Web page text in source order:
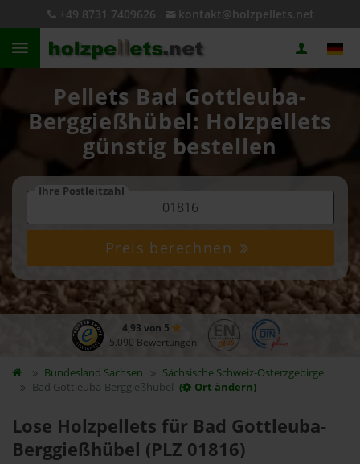
+49 8731 7409626 kontakt@holzpellets.net
Pellets Bad Gottleuba-
Berggießhübel: Holzpellets
günstig bestellen
Ihre Postleitzahl
Preis berechnen
4,93 von 5
5.090 Bewertungen
Bundesland Sachsen
Sächsische Schweiz-Osterzgebirge
Bad Gottleuba-Berggießhübel ( Ort ändern)
Lose Holzpellets für Bad Gottleuba-
Berggießhübel (PLZ 01816)